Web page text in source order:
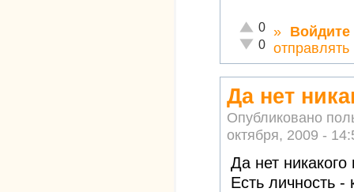
Отлично!
0
Неадекватно!
0
» Войдите
Да нет
Опубликовано
октября, 2009 -
Да нет
Есть личность -